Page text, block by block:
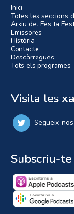
Inici
Totes les seccions
Arxiu del Fes ta
Emissores
Història
Contacte
Descàrregues
Tots els programes
Visita les
Segueix-
Subscriu-